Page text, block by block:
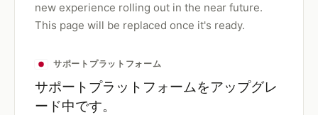
new experience rolling out in the near future.
This page will be replaced once it's ready.
サポートプラットフォーム
サポートプラットフォームをアップグレ
ード中です。